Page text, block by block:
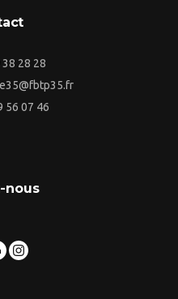
38 28 28
56 07 46
nous